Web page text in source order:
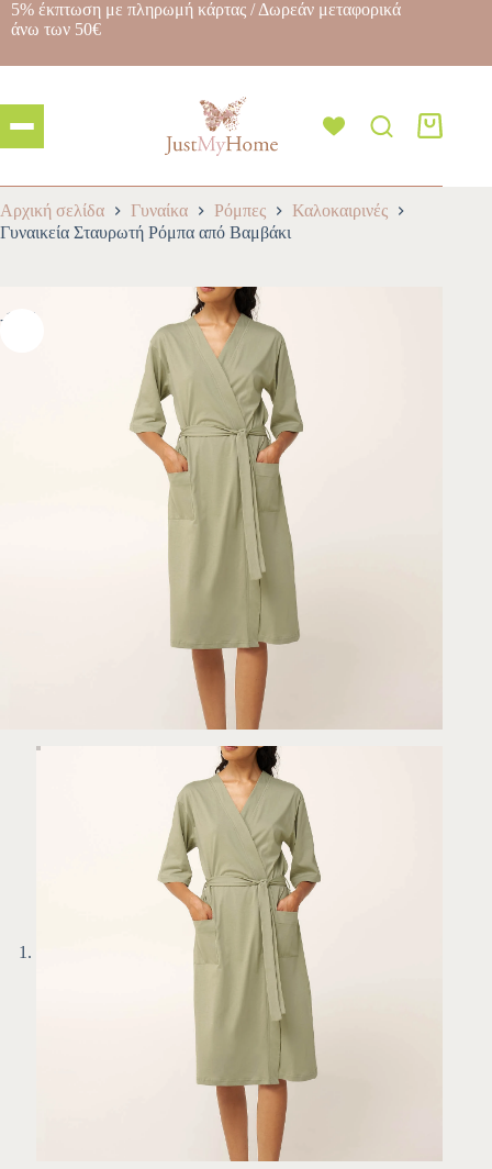
5% έκπτωση με πληρωμή κάρτας / Δωρεάν μεταφορικά
άνω των 50€
Αρχική σελίδα Γυναίκα Ρόμπες
Καλοκαιρινές
Γυναικεία Σταυρωτή Ρόμπα από Βαμβάκι
-10%